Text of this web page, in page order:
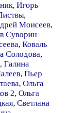
, Игорь
,
Моисеев,
Суворин
, Коваль
Солодова,
, Галина
, Пьер
, Ольга
2, Ольга
, Светлана